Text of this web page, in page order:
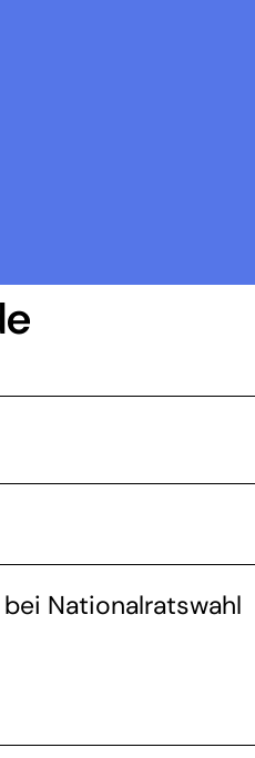
Nationalratswahl